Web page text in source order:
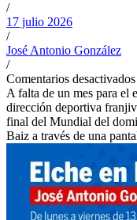
/
17 julio 2026
/
José Antonio González
/
Comentarios desactivados
A falta de un mes para el
dirección deportiva
final del Mundial del
Baiz a través de una